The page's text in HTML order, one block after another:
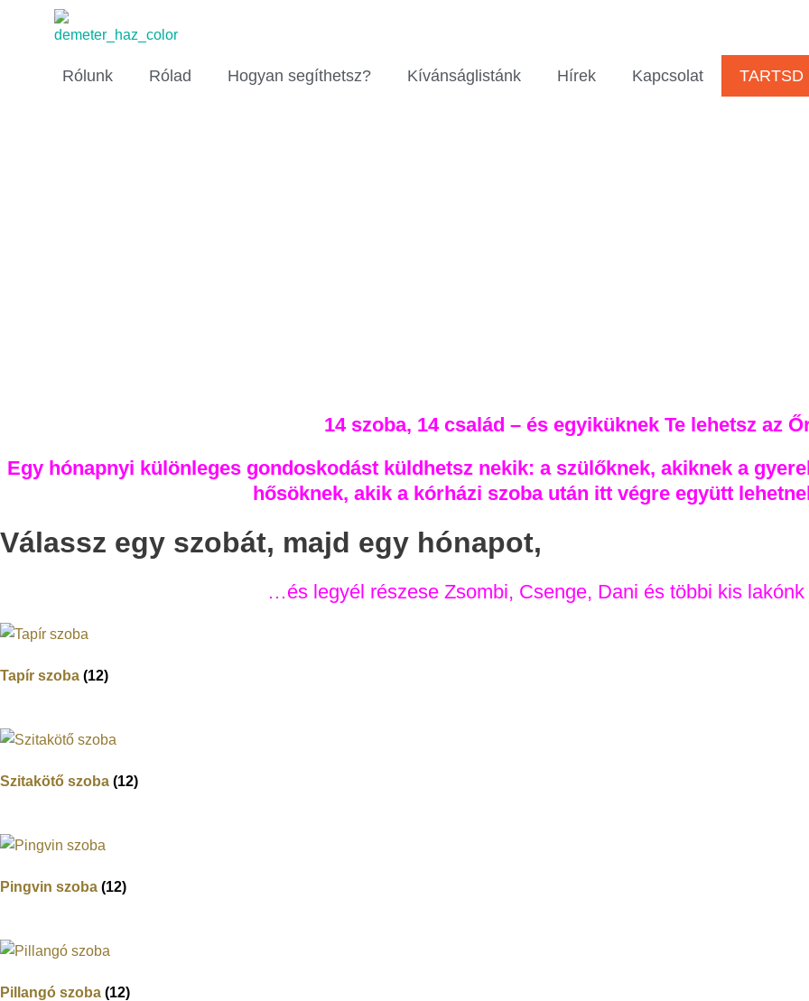
Rólunk Rólad Hogyan segíthetsz? Kívánságlistánk Hírek Kapcsolat TARTSD
14 szoba, 14 család – és egyiküknek Te lehetsz az
Egy hónapnyi különleges gondoskodást küldhetsz nekik: a szülőknek, akiknek a
hősöknek, akik a kórházi szoba után itt végre együtt
Válassz egy szobát, majd egy hónapot,
…és legyél részese Zsombi, Csenge, Dani és többi kis
Tapír szoba (12)
Szitakötő szoba (12)
Pingvin szoba (12)
Pillangó szoba (12)